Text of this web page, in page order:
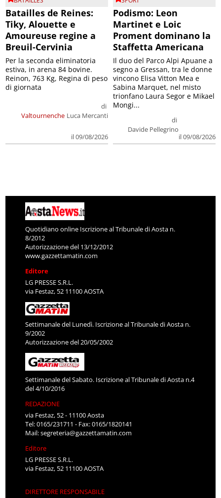
Batailles de Reines:
Tiky, Alouette e
Amoureuse regine a
Breuil-Cervinia
Valtournenche
di
Luca Mercanti
il 09/08/2026
Per la seconda eliminatoria
estiva, in arena 84 bovine.
Reinon, 763 Kg, Regina di peso
di giornata
Podismo: Leon
Martinet e Loic
Proment dominano la
Staffetta Americana
di
Davide Pellegrino
il 09/08/2026
Il duo del Parco Alpi Apuane a
segno a Gressan, tra le donne
vincono Elisa Vitton Mea e
Sabina Marquet, nel misto
trionfano Laura Segor e Mikael
Mongi...
Quotidiano online Iscrizione al Tribunale di Aosta n.
8/2012
Autorizzazione del 13/12/2012
www.gazzettamatin.com
Editore
LG PRESSE S.R.L.
via Festaz, 52 11100 AOSTA
Settimanale del Lunedì. Iscrizione al Tribunale di Aosta n.
9/2002
Autorizzazione del 20/05/2002
Settimanale del Sabato. Iscrizione al Tribunale di Aosta n.4
del 4/10/2016
REDAZIONE
via Festaz, 52 - 11100 Aosta
Tel: 0165/231711 - Fax: 0165/1820141
Mail:segreteria@gazzettamatin.com
Editore
LG PRESSE S.R.L.
via Festaz, 52 11100 AOSTA
DIRETTORE RESPONSABILE